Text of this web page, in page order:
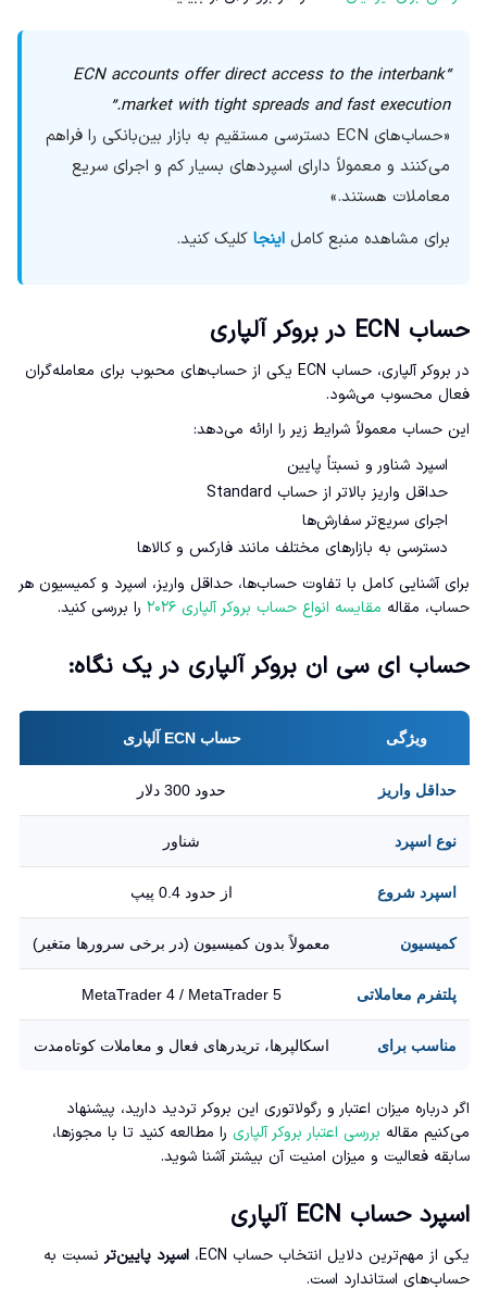
“ECN accounts offer direct access to the interbank
market with tight spreads and fast execution.”
«حساب‌های ECN دسترسی مستقیم به بازار بین‌بانکی را فراهم
می‌کنند و معمولاً دارای اسپردهای بسیار کم و اجرای سریع
معاملات هستند.»
برای مشاهده منبع کامل اینجا کلیک کنید.
حساب ECN در بروکر آلپاری
در بروکر آلپاری، حساب ECN یکی از حساب‌های محبوب برای معامله‌گران
فعال محسوب می‌شود.
این حساب معمولاً شرایط زیر را ارائه می‌دهد:
اسپرد شناور و نسبتاً پایین
حداقل واریز بالاتر از حساب Standard
اجرای سریع‌تر سفارش‌ها
دسترسی به بازارهای مختلف مانند فارکس و کالاها
برای آشنایی کامل با تفاوت حساب‌ها، حداقل واریز، اسپرد و کمیسیون هر
حساب، مقاله مقایسه انواع حساب‌ بروکر آلپاری ۲۰۲۶ را بررسی کنید.
حساب ای سی ان بروکر آلپاری در یک نگاه:
ویژگی حساب ECN آلپاری
حداقل واریز حدود 300 دلار
نوع اسپرد شناور
اسپرد شروع از حدود 0.4 پیپ
کمیسیون معمولاً بدون کمیسیون (در برخی سرورها متغیر)
پلتفرم معاملاتی MetaTrader 4 / MetaTrader 5
مناسب برای اسکالپرها، تریدرهای فعال و معاملات کوتاه‌مدت
اگر درباره میزان اعتبار و رگولاتوری این بروکر تردید دارید، پیشنهاد
می‌کنیم مقاله بررسی اعتبار بروکر آلپاری را مطالعه کنید تا با مجوزها،
سابقه فعالیت و میزان امنیت آن بیشتر آشنا شوید.
اسپرد حساب ECN آلپاری
یکی از مهم‌ترین دلایل انتخاب حساب ECN، اسپرد پایین‌تر نسبت به
حساب‌های استاندارد است.